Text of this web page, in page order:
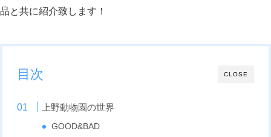
品と共に紹介致します！
CLOSE
目次
上野動物園の世界
GOOD&BAD